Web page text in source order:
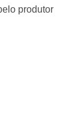
produtor